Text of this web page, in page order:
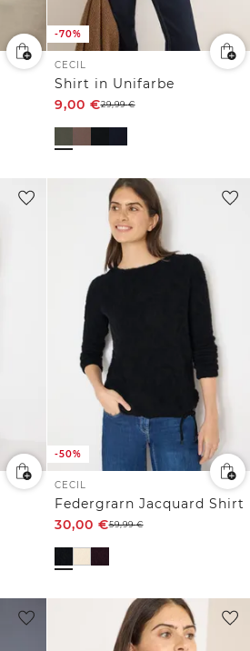
-70%
CECIL
Shirt in Unifarbe
9,00 €29,99€
-50%
CECIL
Federgrarn Jacquard Shirt
30,00 €59,99€